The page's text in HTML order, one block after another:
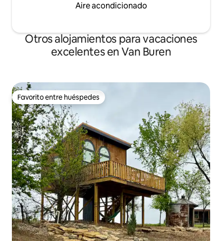
Aire acondicionado
Otros alojamientos para vacaciones
excelentes en Van Buren
Favorito entre huéspedes
Favorito entre huéspedes